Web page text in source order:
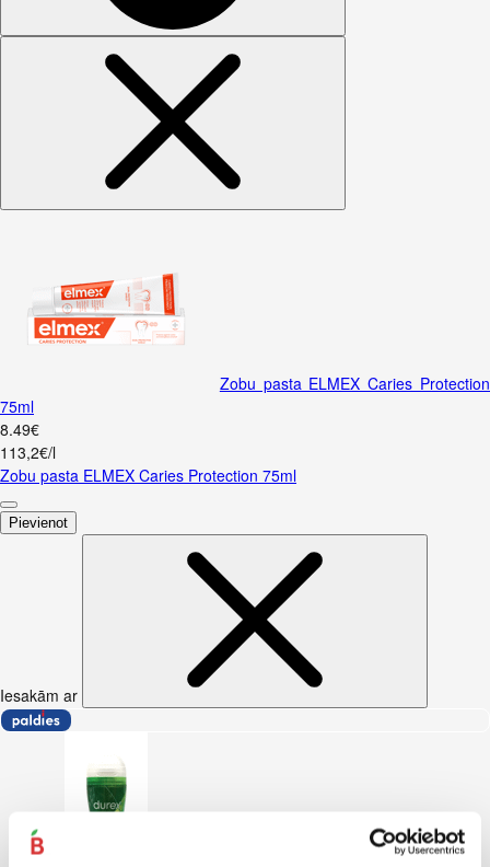
Zobu pasta ELMEX Caries Protection
75ml
8.49€
113,2€/l
Zobu pasta ELMEX Caries Protection 75ml
Pievienot
Iesakām ar